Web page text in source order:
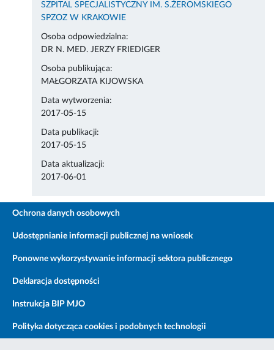
SZPITAL SPECJALISTYCZNY IM. S.ŻEROMSKIEGO
SPZOZ W KRAKOWIE
Osoba odpowiedzialna:
DR N. MED. JERZY FRIEDIGER
Osoba publikująca:
MAŁGORZATA KIJOWSKA
Data wytworzenia:
2017-05-15
Data publikacji:
2017-05-15
Data aktualizacji:
2017-06-01
Ochrona danych osobowych
Udostępnianie informacji publicznej na wniosek
Ponowne wykorzystywanie informacji sektora publicznego
Deklaracja dostępności
Instrukcja BIP MJO
Polityka dotycząca cookies i podobnych technologii